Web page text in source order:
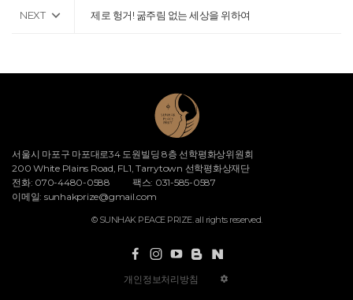
NEXT 제로 헝거! 굶주림 없는 세상을 위하여
서울시 마포구 마포대로34 도원빌딩 8층 선학평화상위원회
200 White Plains Road, FL1, Tarrytown 선학평화상재단
전화: 070-4480-0588
팩스: 031-585-0587
이메일: sunhakprize@gmail.com
© SUNHAK PEACE PRIZE. all rights reserved.
개인정보처리방침